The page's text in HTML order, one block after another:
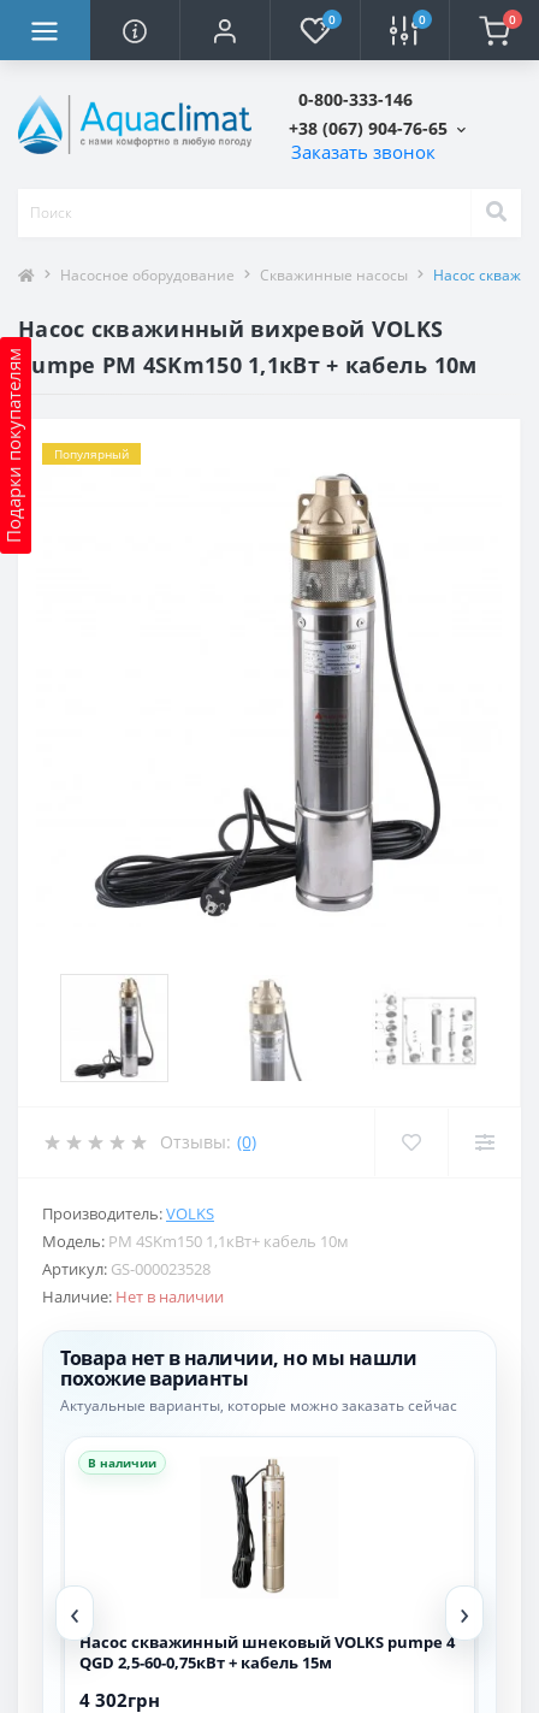
0 0 0
0-800-333-146
+38 (067) 904-76-65
Заказать звонок
Подарки покупателям
Насосное оборудование Скважинные насосы Насос
Насос скважинный вихревой VOLKS
pumpe PM 4SKm150 1,1кВт + кабель 10м
Популярный
Отзывы: (0)
Производитель:VOLKS
Модель: PM 4SKm150 1,1кВт+ кабель 10м
Артикул: GS-000023528
Наличие: Нет в наличии
Товара нет в наличии, но мы нашли
похожие варианты
Актуальные варианты, которые можно заказать сейчас
‹
В наличии
Насос скважинный шнековый VOLKS pumpe 4
QGD 2,5-60-0,75кВт + кабель 15м
4 302грн
›